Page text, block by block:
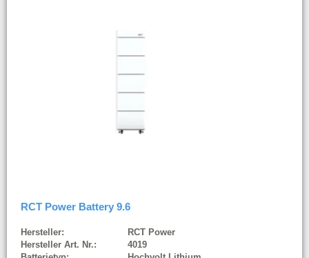
RCT Power Battery 9.6
Hersteller:
RCT Power
Hersteller Art. Nr.:
4019